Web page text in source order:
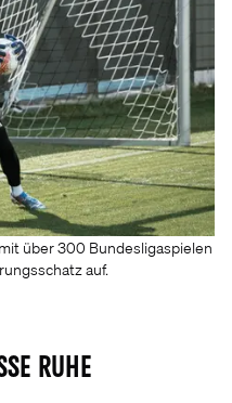
über 300 Bundesligaspielen
auf.
Ruhe